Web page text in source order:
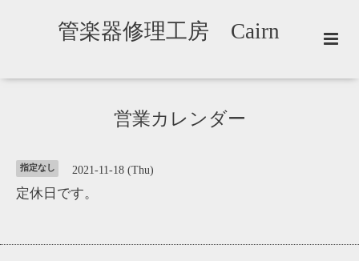
管楽器修理工房 Cairn
営業カレンダー
指定なし 2021-11-18 (Thu)
定休日です。